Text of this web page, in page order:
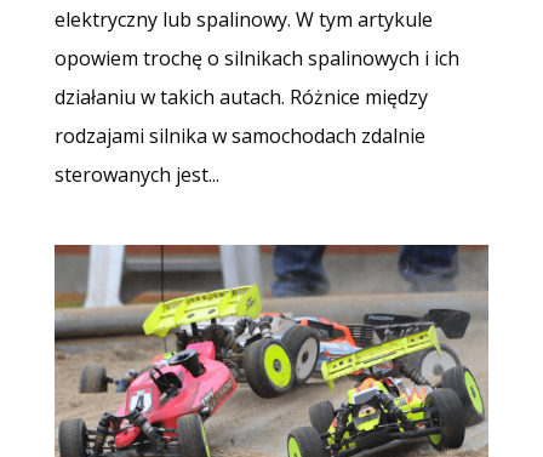
elektryczny lub spalinowy. W tym artykule
opowiem trochę o silnikach spalinowych i ich
działaniu w takich autach. Różnice między
rodzajami silnika w samochodach zdalnie
sterowanych jest...